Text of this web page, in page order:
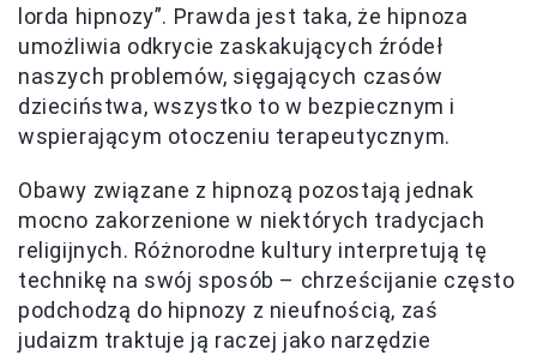
lorda hipnozy”. Prawda jest taka, że hipnoza
umożliwia odkrycie zaskakujących źródeł
naszych problemów, sięgających czasów
dzieciństwa, wszystko to w bezpiecznym i
wspierającym otoczeniu terapeutycznym.
Obawy związane z hipnozą pozostają jednak
mocno zakorzenione w niektórych tradycjach
religijnych. Różnorodne kultury interpretują tę
technikę na swój sposób – chrześcijanie często
podchodzą do hipnozy z nieufnością, zaś
judaizm traktuje ją raczej jako narzędzie